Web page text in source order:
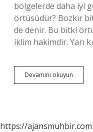
bölgelerde daha iyi
örtüsüdür? Bozkır
de denir. Bu bitki
iklim hakimdir. Yarı
Devamını okuyun
Üçgülü
https://ajansmuhbir.com